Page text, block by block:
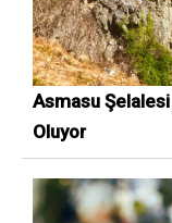
Asmasu
Oluyor